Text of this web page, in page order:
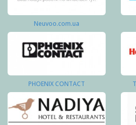
Neuvoo.com.ua
PHOENIX CONTACT